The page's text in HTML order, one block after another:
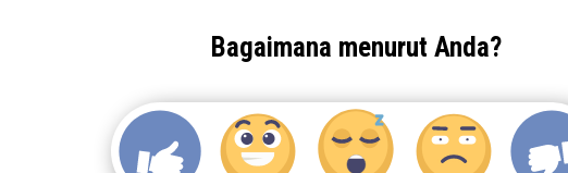
Bagaimana menurut Anda?